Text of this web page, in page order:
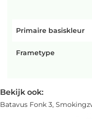
Primaire basiskleur
Frametype
Bekijk ook:
Batavus Fonk 3,